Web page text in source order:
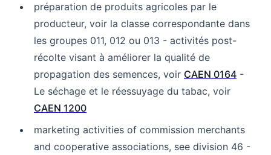
préparation de produits agricoles par le
producteur, voir la classe correspondante dans
les groupes 011, 012 ou 013 - activités post-
récolte visant à améliorer la qualité de
propagation des semences, voir CAEN 0164 -
Le séchage et le réessuyage du tabac, voir
CAEN 1200
marketing activities of commission merchants
and cooperative associations, see division 46 -